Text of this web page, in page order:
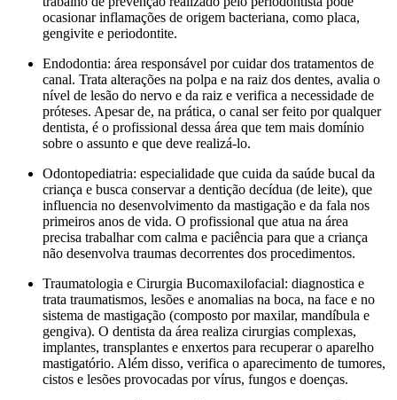
ocasionar inflamações de origem bacteriana, como placa,
gengivite e periodontite.
Endodontia: área responsável por cuidar dos tratamentos de
canal. Trata alterações na polpa e na raiz dos dentes, avalia o
nível de lesão do nervo e da raiz e verifica a necessidade de
próteses. Apesar de, na prática, o canal ser feito por qualquer
dentista, é o profissional dessa área que tem mais domínio
sobre o assunto e que deve realizá-lo.
Odontopediatria: especialidade que cuida da saúde bucal da
criança e busca conservar a dentição decídua (de leite), que
influencia no desenvolvimento da mastigação e da fala nos
primeiros anos de vida. O profissional que atua na área
precisa trabalhar com calma e paciência para que a criança
não desenvolva traumas decorrentes dos procedimentos.
Traumatologia e Cirurgia Bucomaxilofacial: diagnostica e
trata traumatismos, lesões e anomalias na boca, na face e no
sistema de mastigação (composto por maxilar, mandíbula e
gengiva). O dentista da área realiza cirurgias complexas,
implantes, transplantes e enxertos para recuperar o aparelho
mastigatório. Além disso, verifica o aparecimento de tumores,
cistos e lesões provocadas por vírus, fungos e doenças.